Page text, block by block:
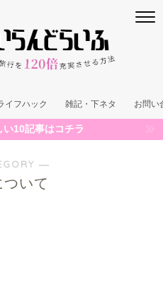
イフハック 雑記・下ネタ お問い
10記事はコチラ
―
いて